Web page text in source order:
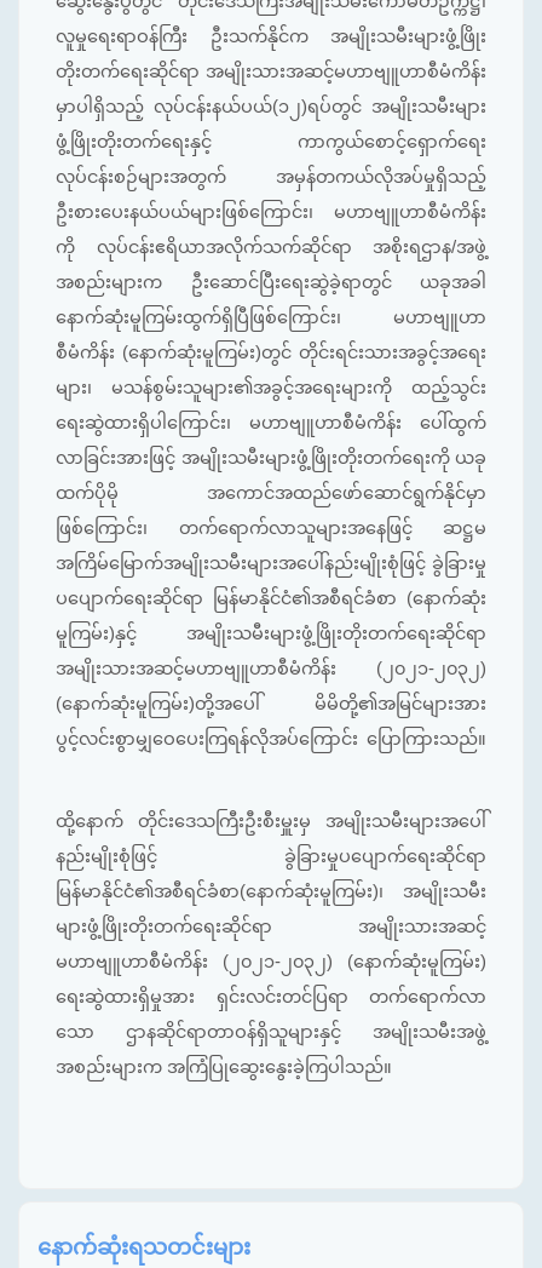
လူမှုရေးရာဝန်ကြီး ဦးသက်နိုင်က အမျိုးသမီးများဖွံ့ဖြိုး
တိုးတက်ရေးဆိုင်ရာ အမျိုးသားအဆင့်မဟာဗျူဟာစီမံကိန်း
မှာပါရှိသည့် လုပ်ငန်းနယ်ပယ်(၁၂)ရပ်တွင် အမျိုးသမီးများ
ဖွံ့ဖြိုးတိုးတက်ရေးနှင့် ကာကွယ်စောင့်ရှောက်ရေး
လုပ်ငန်းစဉ်များအတွက် အမှန်တကယ်လိုအပ်မှုရှိသည့်
ဦးစားပေးနယ်ပယ်များဖြစ်ကြောင်း၊ မဟာဗျူဟာစီမံကိန်း
ကို လုပ်ငန်းဧရိယာအလိုက်သက်ဆိုင်ရာ အစိုးရဌာန/အဖွဲ့
အစည်းများက ဦးဆောင်ပြီးရေးဆွဲခဲ့ရာတွင် ယခုအခါ
နောက်ဆုံးမူကြမ်းထွက်ရှိပြီဖြစ်ကြောင်း၊ မဟာဗျူဟာ
စီမံကိန်း (နောက်ဆုံးမူကြမ်း)တွင် တိုင်းရင်းသားအခွင့်အရေး
များ၊ မသန်စွမ်းသူများ၏အခွင့်အရေးများကို ထည့်သွင်း
ရေးဆွဲထားရှိပါကြောင်း၊ မဟာဗျူဟာစီမံကိန်း ပေါ်ထွက်
လာခြင်းအားဖြင့် အမျိုးသမီးများဖွံ့ဖြိုးတိုးတက်ရေးကို ယခု
ထက်ပိုမို အကောင်အထည်ဖော်ဆောင်ရွက်နိုင်မှာ
ဖြစ်ကြောင်း၊ တက်ရောက်လာသူများအနေဖြင့် ဆဋ္ဌမ
အကြိမ်မြောက်အမျိုးသမီးများအပေါ်နည်းမျိုးစုံဖြင့် ခွဲခြားမှု
ပပျောက်ရေးဆိုင်ရာ မြန်မာနိုင်ငံ၏အစီရင်ခံစာ (နောက်ဆုံး
မူကြမ်း)နှင့် အမျိုးသမီးများဖွံ့ဖြိုးတိုးတက်ရေးဆိုင်ရာ
အမျိုးသားအဆင့်မဟာဗျူဟာစီမံကိန်း (၂၀၂၁-၂၀၃၂)
(နောက်ဆုံးမူကြမ်း)တို့အပေါ် မိမိတို့၏အမြင်များအား
ပွင့်လင်းစွာမျှဝေပေးကြရန်လိုအပ်ကြောင်း ပြောကြားသည်။
ထို့နောက် တိုင်းဒေသကြီးဦးစီးမှူးမှ အမျိုးသမီးများအပေါ်
နည်းမျိုးစုံဖြင့် ခွဲခြားမှုပပျောက်ရေးဆိုင်ရာ
မြန်မာနိုင်ငံ၏အစီရင်ခံစာ(နောက်ဆုံးမူကြမ်း)၊ အမျိုးသမီး
များဖွံ့ဖြိုးတိုးတက်ရေးဆိုင်ရာ အမျိုးသားအဆင့်
မဟာဗျူဟာစီမံကိန်း (၂၀၂၁-၂၀၃၂) (နောက်ဆုံးမူကြမ်း)
ရေးဆွဲထားရှိမှုအား ရှင်းလင်းတင်ပြရာ တက်ရောက်လာ
သော ဌာနဆိုင်ရာတာဝန်ရှိသူများနှင့် အမျိုးသမီးအဖွဲ့
အစည်းများက အကြံပြုဆွေးနွေးခဲ့ကြပါသည်။
နောက်ဆုံးရသတင်းများ